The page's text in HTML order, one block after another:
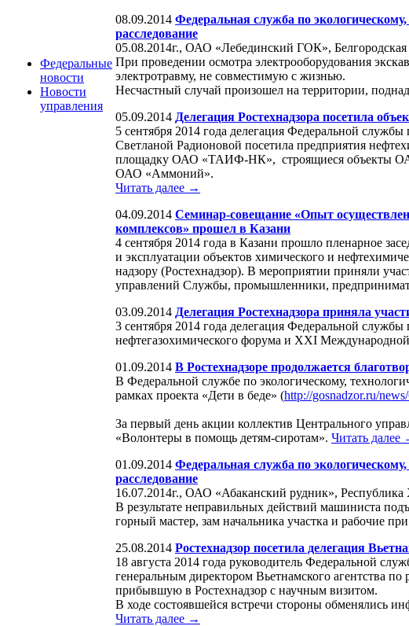
Федеральные
новости
Новости
управления
08.09.2014 Федеральная служба по
расследование
05.08.2014г., ОАО «Лебединский ГОК», Белгородская
При проведении осмотра электрооборудования
электротравму, не совместимую с жизнью.
Несчастный случай произошел на территории,
05.09.2014 Делегация Ростехнадзора посетила
5 сентября 2014 года делегация Федеральной службы
Светланой Радионовой посетила предприятия
площадку ОАО «ТАИФ-НК», строящиеся объекты ОАО
ОАО «Аммоний».
Читать далее →
04.09.2014 Семинар-совещание «Опыт
комплексов» прошел в Казани
4 сентября 2014 года в Казани прошло пленарное
и эксплуатации объектов химического и
надзору (Ростехнадзор). В мероприятии приняли
управлений Службы, промышленники,
03.09.2014 Делегация Ростехнадзора приняла
3 сентября 2014 года делегация Федеральной службы
нефтегазохимического форума и XXI
01.09.2014 В Ростехнадзоре продолжается
В Федеральной службе по экологическому,
рамках проекта «Дети в беде» (http://gosnadzor.ru/
За первый день акции коллектив Центрального
«Волонтеры в помощь детям-сиротам». Читать далее
01.09.2014 Федеральная служба по
расследование
16.07.2014г., ОАО «Абаканский рудник», Республика
В результате неправильных действий машиниста
горный мастер, зам начальника участка и рабочие
25.08.2014 Ростехнадзор посетила делегация
18 августа 2014 года руководитель Федеральной
генеральным директором Вьетнамского агентства
прибывшую в Ростехнадзор с научным визитом.
В ходе состоявшейся встречи стороны обменялись
Читать далее →